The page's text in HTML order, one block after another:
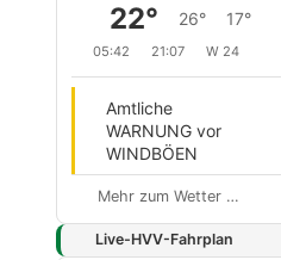
22° 26° 17°
05:42 21:07 W 24
Amtliche
WARNUNG vor
WINDBÖEN
Mehr zum Wetter …
Live-HVV-Fahrplan